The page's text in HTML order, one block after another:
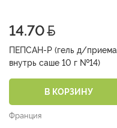
14.70
ПЕПСАН-Р (гель д/приема
внутрь саше 10 г №14)
В КОРЗИНУ
Франция